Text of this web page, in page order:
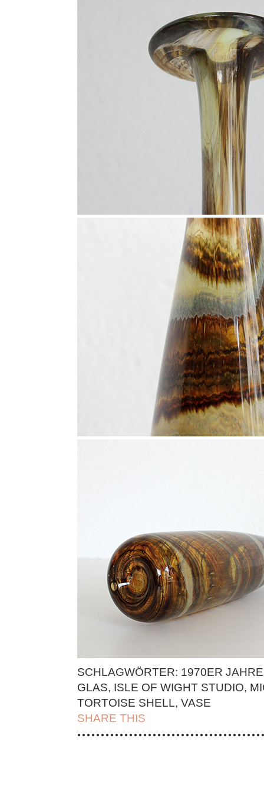
SCHLAGWÖRTER: 1970ER JAHRE
GLAS, ISLE OF WIGHT STUDIO,
TORTOISE SHELL, VASE
SHARE THIS